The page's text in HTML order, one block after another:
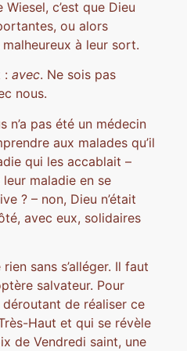
c’est que Dieu
ou alors
à leur sort.
: avec. Ne sois pas
nous.
n’a pas été un médecin
aux malades qu’il
qui les accablait –
maladie en se
? – non, Dieu n’était
avec eux, solidaires
sans s’alléger. Il faut
salvateur. Pour
déroutant de réaliser ce
Haut et qui se révèle
de Vendredi saint, une